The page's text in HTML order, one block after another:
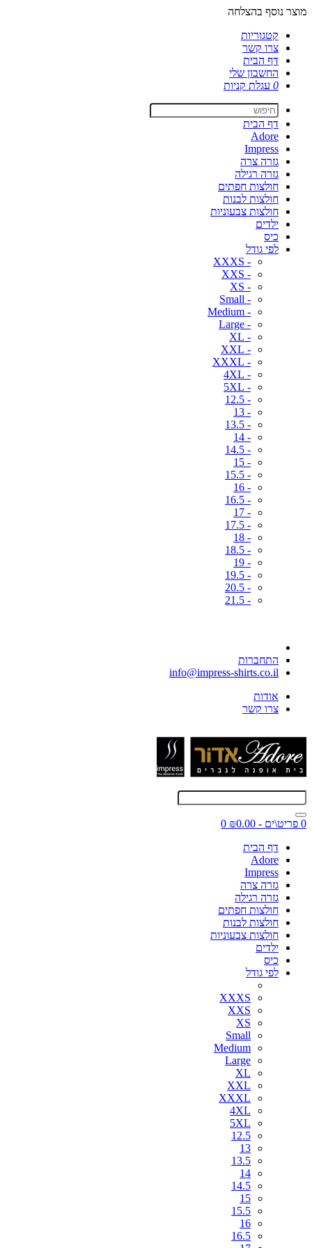
מוצר נוסף בהצלחה
קטגוריות
צרו קשר
דף הבית
החשבון שלי
0 עגלת קניות
דף הבית
Adore
Impress
גזרה צרה
גזרה רגילה
חולצות חפתים
חולצות לבנות
חולצות צבעוניות
ילדים
כיס
לפי גודל
- XXXS
- XXS
- XS
- Small
- Medium
- Large
- XL
- XXL
- XXXL
- 4XL
- 5XL
- 12.5
- 13
- 13.5
- 14
- 14.5
- 15
- 15.5
- 16
- 16.5
- 17
- 17.5
- 18
- 18.5
- 19
- 19.5
- 20.5
- 21.5
התחברות
info@impress-shirts.co.il
אודות
צרו קשר
0 פריט\ים - ₪0.00
0
דף הבית
Adore
Impress
גזרה צרה
גזרה רגילה
חולצות חפתים
חולצות לבנות
חולצות צבעוניות
ילדים
כיס
לפי גודל
XXXS
XXS
XS
Small
Medium
Large
XL
XXL
XXXL
4XL
5XL
12.5
13
13.5
14
14.5
15
15.5
16
16.5